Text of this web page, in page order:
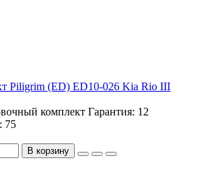
Piligrim (ED) ED10-026 Kia Rio III
комплект Гарантия: 12
75
В корзину